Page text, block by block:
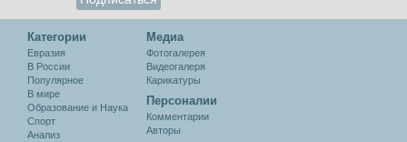
Категории
Евразия
В России
Популярное
В мире
Образование и Наука
Спорт
Анализ
Медиа
Фотогалерея
Видеогалеря
Карикатуры
Персоналии
Комментарии
Авторы